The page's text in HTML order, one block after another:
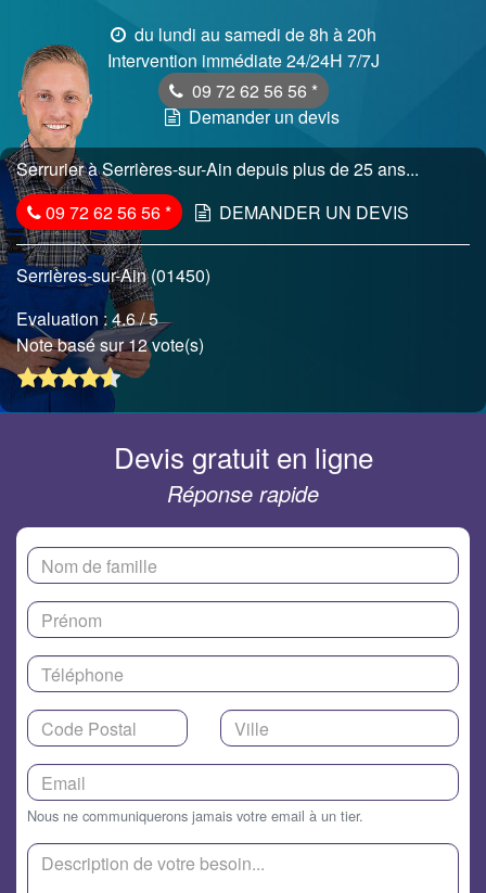
du lundi au samedi de 8h à 20h
Intervention immédiate 24/24H 7/7J
09 72 62 56 56 *
Demander un devis
Serrurier à Serrières-sur-Ain depuis plus de 25 ans...
09 72 62 56 56* DEMANDER UN DEVIS
Serrières-sur-Ain (01450)
Evaluation :4.6/ 5
Note basé sur 12 vote(s)
Devis gratuit en ligne
Réponse rapide
Nous ne communiquerons jamais votre email à un tier.